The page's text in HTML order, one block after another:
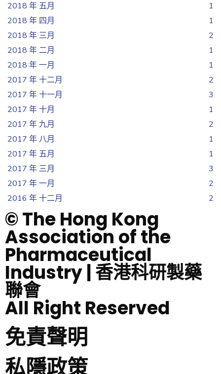
2018 年 五月
1
2018 年 四月
1
2018 年 三月
2
2018 年 二月
1
2018 年 一月
1
2017 年 十二月
2
2017 年 十一月
3
2017 年 十月
1
2017 年 九月
2
2017 年 八月
1
2017 年 五月
1
2017 年 三月
3
2017 年 一月
2
2016 年 十二月
2
© The Hong Kong
Association of the
Pharmaceutical
Industry | 香港科研製藥
聯會
All Right Reserved
免責聲明
私隱政策